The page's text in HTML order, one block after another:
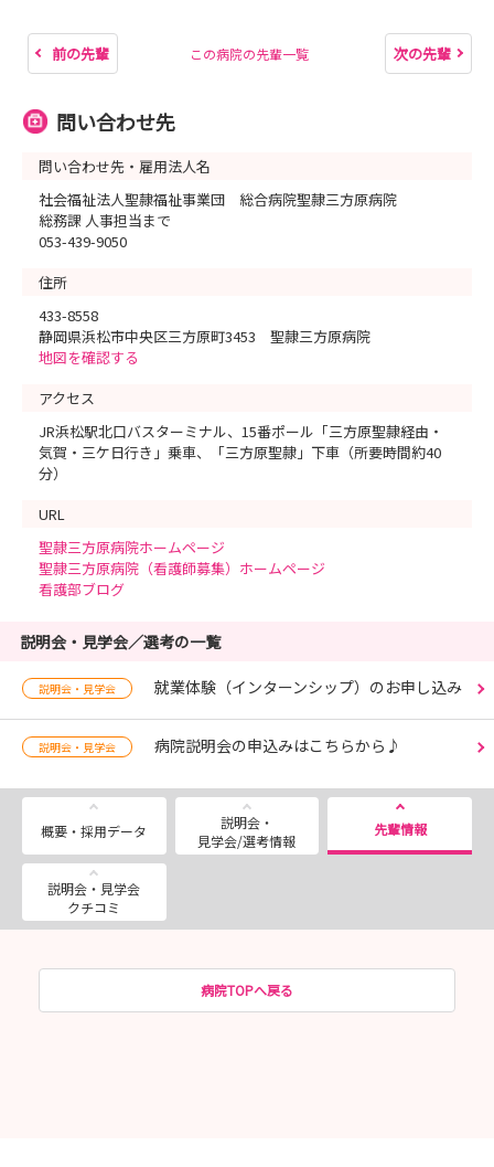
前の先輩 この病院の先輩一覧 次の先輩
問い合わせ先
問い合わせ先・雇用法人名
社会福祉法人聖隷福祉事業団 総合病院聖隷三方原病院
総務課 人事担当まで
053-439-9050
住所
433-8558
静岡県浜松市中央区三方原町3453 聖隷三方原病院
地図を確認する
アクセス
JR浜松駅北口バスターミナル、15番ポール「三方原聖隷経由・
気賀・三ケ日行き」乗車、「三方原聖隷」下車（所要時間約40
分）
URL
聖隷三方原病院ホームページ
聖隷三方原病院（看護師募集）ホームページ
看護部ブログ
説明会・見学会／選考の一覧
説明会・見学会 就業体験（インターンシップ）のお申し込み
説明会・見学会 病院説明会の申込みはこちらから♪
概要・採用データ
説明会・
見学会/選考情報
先輩情報
説明会・見学会
クチコミ
病院TOPへ戻る